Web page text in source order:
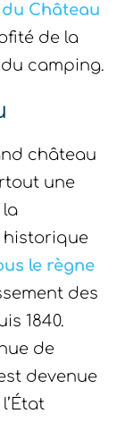
Château
de la
camping.
château
une
la
historique
le règne
des
1840.
de
devenue